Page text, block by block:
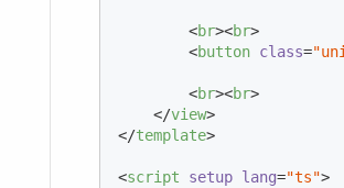
<br><br>
<button class=
<br><br>
</view>
</template>
<script setup lang="ts">